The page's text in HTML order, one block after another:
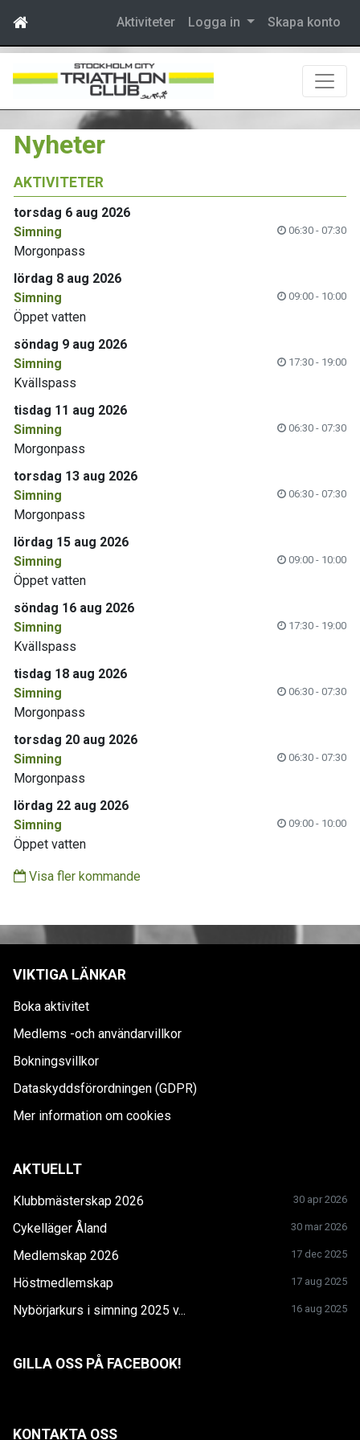
Aktiviteter Logga in Skapa konto
AKTIVITETER
torsdag 6 aug 2026
Simning
06:30 - 07:30
Morgonpass
lördag 8 aug 2026
Simning
09:00 - 10:00
Öppet vatten
söndag 9 aug 2026
Simning
17:30 - 19:00
Kvällspass
tisdag 11 aug 2026
Simning
06:30 - 07:30
Morgonpass
torsdag 13 aug 2026
Simning
06:30 - 07:30
Morgonpass
lördag 15 aug 2026
Simning
09:00 - 10:00
Öppet vatten
söndag 16 aug 2026
Simning
17:30 - 19:00
Kvällspass
tisdag 18 aug 2026
Simning
06:30 - 07:30
Morgonpass
torsdag 20 aug 2026
Simning
06:30 - 07:30
Morgonpass
lördag 22 aug 2026
Simning
09:00 - 10:00
Öppet vatten
Visa fler kommande
Nyheter
VIKTIGA LÄNKAR
Boka aktivitet
Medlems -och användarvillkor
Bokningsvillkor
Dataskyddsförordningen (GDPR)
Mer information om cookies
AKTUELLT
Klubbmästerskap 2026 30 apr 2026
Cykelläger Åland 30 mar 2026
Medlemskap 2026 17 dec 2025
Höstmedlemskap 17 aug 2025
Nybörjarkurs i simning 2025 v... 16 aug 2025
GILLA OSS PÅ FACEBOOK!
KONTAKTA OSS